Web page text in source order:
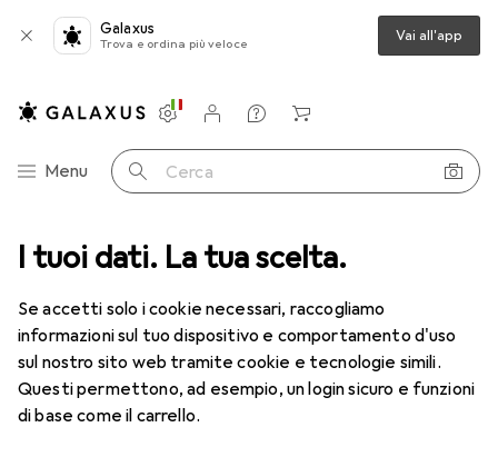
I tuoi dati. La tua scelta.
Se accetti solo i cookie necessari, raccogliamo
informazioni sul tuo dispositivo e comportamento d'uso
sul nostro sito web tramite cookie e tecnologie simili.
Questi permettono, ad esempio, un login sicuro e funzioni
di base come il carrello.
Galaxus
Trova e ordina più veloce Vai all'app
Categoria Navigazione
Menu Cerca
Impostazioni
Conto cliente
Liste di confronto
Liste dei desideri
Carrello
Utensili autofficina Kukko Abzieher
EUR
102,37
Kukko Abzieher